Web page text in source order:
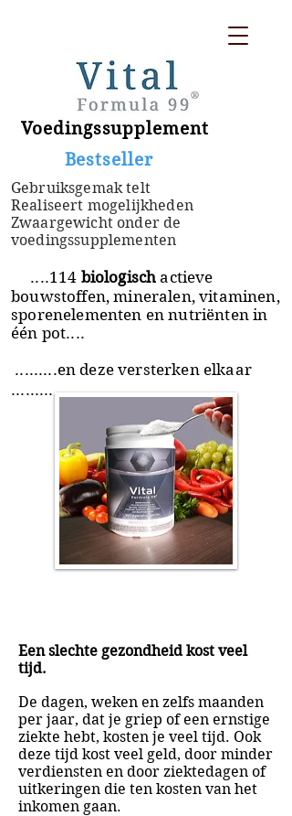
Voedingssupplement
​ Bestseller
Gebruiksgemak telt
Realiseert mogelijkheden
Zwaargewicht onder de
voedingssupplementen
....114 biologischactieve
bouwstoffen, mineralen, vitaminen,
sporenelementen en nutriënten in
één pot....
.........en deze versterken elkaar
.........
Een slechte gezondheid kost veel
tijd.
De dagen, weken en zelfs maanden
per jaar, dat je griep of een ernstige
ziekte hebt, kosten je veel tijd. Ook
deze tijd kost veel geld, door minder
verdiensten en door ziektedagen of
uitkeringen die ten kosten van het
inkomen gaan.